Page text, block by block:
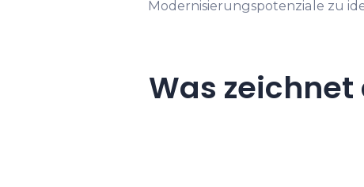
Modernisierungspotenziale zu
Was